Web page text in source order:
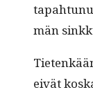
män
eivät